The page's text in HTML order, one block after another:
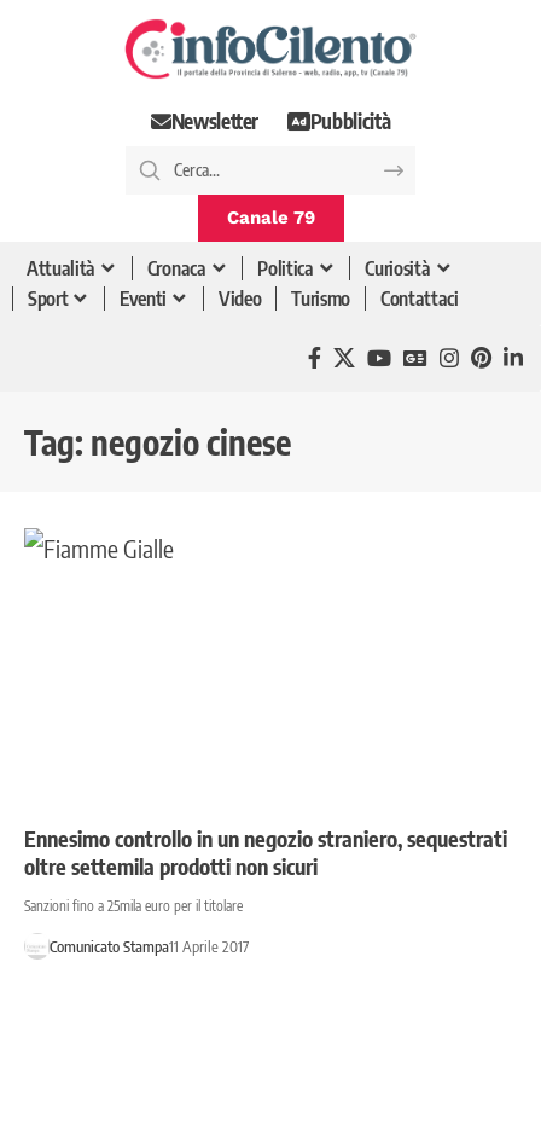
Newsletter Pubblicità
Canale 79
Attualità Cronaca Politica
Curiosità
Sport
Eventi Video Turismo Contattaci
Tag: negozio cinese
Ennesimo controllo in un negozio straniero, sequestrati
oltre settemila prodotti non sicuri
Sanzioni fino a 25mila euro per il titolare
Comunicato Stampa11 Aprile 2017